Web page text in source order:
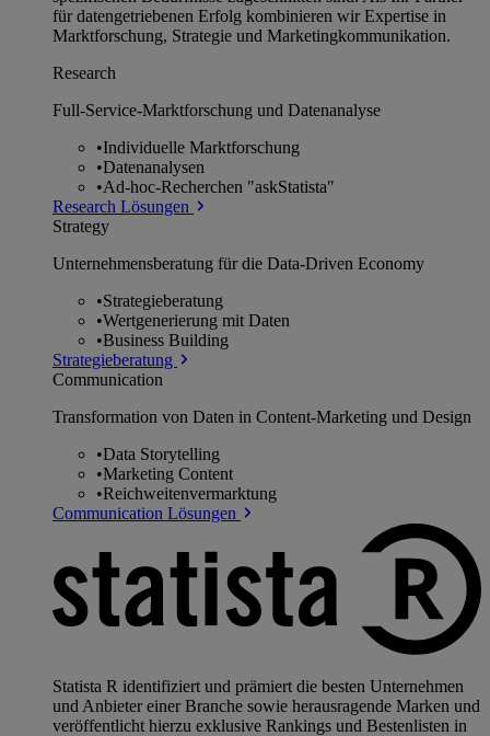
für datengetriebenen Erfolg kombinieren wir Expertise in
Marktforschung, Strategie und Marketingkommunikation.
Research
Full-Service-Marktforschung und Datenanalyse
•Individuelle Marktforschung
•Datenanalysen
•Ad-hoc-Recherchen "askStatista"
Research Lösungen
Strategy
Unternehmens­beratung für die Data-Driven Economy
•Strategieberatung
•Wertgenerierung mit Daten
•Business Building
Strategieberatung
Communication
Transformation von Daten in Content-Marketing und Design
•Data Storytelling
•Marketing Content
•Reichweitenvermarktung
Communication Lösungen
Statista R identifiziert und prämiert die besten Unternehmen
und Anbieter einer Branche sowie herausragende Marken und
veröffentlicht hierzu exklusive Rankings und Bestenlisten in